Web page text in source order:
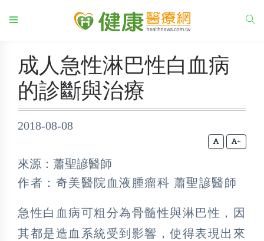
成人急性淋巴性白血病
的診斷與治療
2018-08-08
+
來源：蕭聖諺醫師
作者：奇美醫院血液腫瘤科 蕭聖諺醫師
急性白血病可粗分為骨髓性與淋巴性，因
其都是造血系統受到影響，使得表現出來